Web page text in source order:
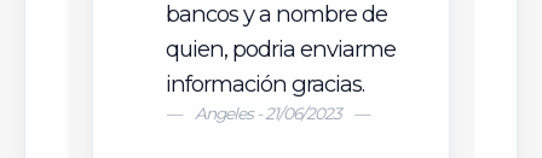
bancos y a nombre de
quien, podria enviarme
información gracias.
Angeles - 21/06/2023